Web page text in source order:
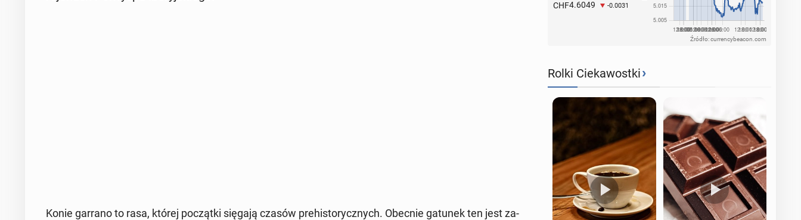
Konie garrano to rasa, której po­cząt­ki sięgają czasów pre­hi­sto­rycz­nych. Obecnie gatunek ten jest za­
CHF4.6049 -0.0031
Źródło: currencybeacon.com
Rolki Ciekawostki›